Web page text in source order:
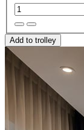
Add to trolley